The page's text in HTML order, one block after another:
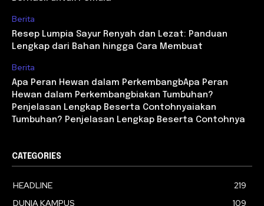
Berita
Resep Lumpia Sayur Renyah dan Lezat: Panduan
Lengkap dari Bahan hingga Cara Membuat
Berita
Apa Peran Hewan dalam PerkembangbApa Peran
Hewan dalam Perkembangbiakan Tumbuhan?
Penjelasan Lengkap Beserta Contohnyaiakan
Tumbuhan? Penjelasan Lengkap Beserta Contohnya
CATEGORIES
HEADLINE
219
DUNIA KAMPUS
109